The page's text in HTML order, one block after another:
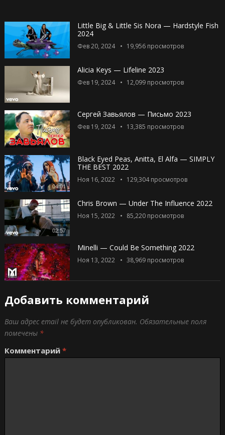
Little Big & Little Sis Nora — Hardstyle Fish
2024
Фев 20, 2024 19,956просмотров
Alicia Keys — Lifeline 2023
Фев 19, 2024 12,099просмотров
Сергей Завьялов — Письмо 2023
Фев 19, 2024 13,385 просмотров
04:01
Black Eyed Peas, Anitta, El Alfa — SIMPLY
THE BEST 2022
Ноя 16, 2022 129,304просмотров
02:57
Chris Brown — Under The Influence 2022
Ноя 15, 2022 85,220просмотров
Minelli — Could Be Something 2022
Ноя 13, 2022 38,969просмотров
Добавить комментарий
Ваш адрес email не будет опубликован. Обязательные поля
помечены *
Комментарий *